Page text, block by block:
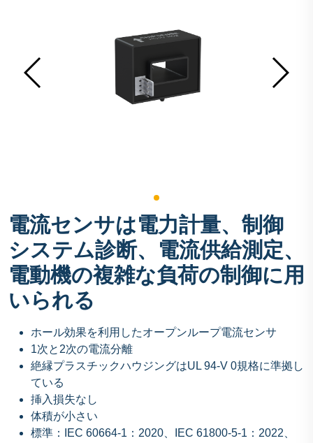
電流センサは電力計量、制御
システム診断、電流供給測定、
電動機の複雑な負荷の制御に用
いられる
ホール効果を利用したオープンループ電流センサ
1次と2次の電流分離
絶縁プラスチックハウジングはUL 94-V 0規格に準拠し
ている
挿入損失なし
体積が小さい
標準：IEC 60664-1：2020、IEC 61800-5-1：2022、